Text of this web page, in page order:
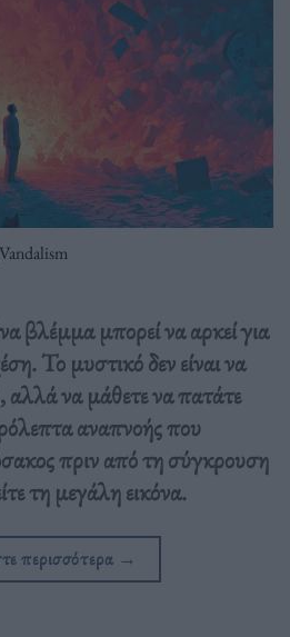
βλέμμα μπορεί να αρκεί για
Το μυστικό δεν είναι να
αλλά να μάθετε να πατάτε
αναπνοής που
πριν από τη σύγκρουση
τη μεγάλη εικόνα.
περισσότερα →